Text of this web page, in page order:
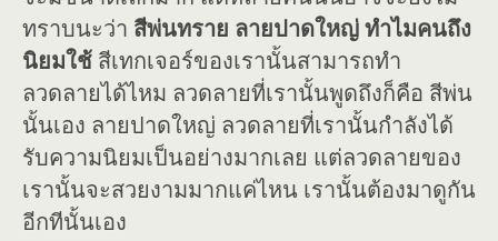
ทราบนะว่า สีพ่นทราย ลายปาดใหญ่ ทำไมคนถึง
นิยมใช้ สีเทกเจอร์ของเรานั้นสามารถทำ
ลวดลายได้ไหม ลวดลายที่เรานั้นพูดถึงก็คือ สีพ่น
นั้นเอง ลายปาดใหญ่ ลวดลายที่เรานั้นกำลังได้
รับความนิยมเป็นอย่างมากเลย แต่ลวดลายของ
เรานั้นจะสวยงามมากแค่ไหน เรานั้นต้องมาดูกัน
อีกทีนั้นเอง